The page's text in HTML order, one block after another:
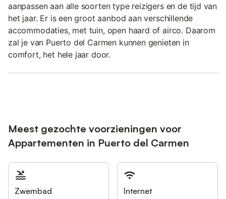
aanpassen aan alle soorten type reizigers en de tijd van
het jaar. Er is een groot aanbod aan verschillende
accommodaties, met tuin, open haard of airco. Daarom
zal je van Puerto del Carmen kunnen genieten in
comfort, het hele jaar door.
Meest gezochte voorzieningen voor
Appartementen in Puerto del Carmen
Zwembad Internet